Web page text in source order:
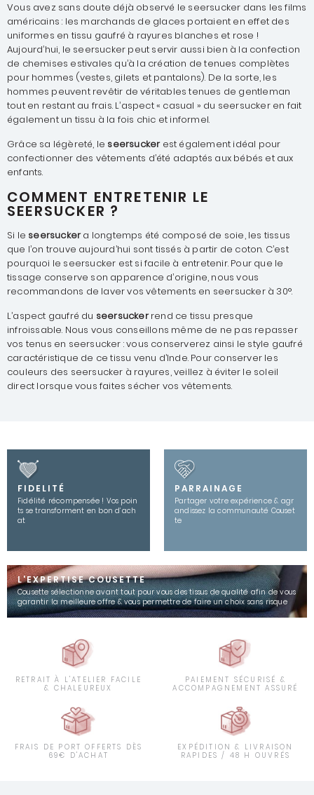
Vous avez sans doute déjà observé le seersucker dans les films
américains : les marchands de glaces portaient en effet des
uniformes en tissu gaufré à rayures blanches et rose !
Aujourd’hui, le seersucker peut servir aussi bien à la confection
de chemises estivales qu’à la création de tenues complètes
pour hommes (vestes, gilets et pantalons). De la sorte, les
hommes peuvent revêtir de véritables tenues de gentleman
tout en restant au frais. L’aspect « casual » du seersucker en fait
également un tissu à la fois chic et informel.
Grâce sa légèreté, le seersuckerest également idéal pour
confectionner des vêtements d’été adaptés aux bébés et aux
enfants.
COMMENT ENTRETENIR LE
SEERSUCKER ?
Si le seersuckera longtemps été composé de soie, les tissus
que l’on trouve aujourd’hui sont tissés à partir de coton. C’est
pourquoi le seersucker est si facile à entretenir. Pour que le
tissage conserve son apparence d’origine, nous vous
recommandons de laver vos vêtements en seersucker à 30°.
L’aspect gaufré du seersuckerrend ce tissu presque
infroissable. Nous vous conseillons même de ne pas repasser
vos tenus en seersucker : vous conserverez ainsi le style gaufré
caractéristique de ce tissu venu d’Inde. Pour conserver les
couleurs des seersucker à rayures, veillez à éviter le soleil
direct lorsque vous faites sécher vos vêtements.
FIDELITÉ
Fidélité récompensée ! Vos poin
ts se transforment en bon d’ach
at
PARRAINAGE
Partager votre expérience & agr
andissez la communauté Couset
te
L'EXPERTISE COUSETTE
Cousette sélectionne avant tout pour vous des tissus de qualité afin de vous
garantir la meilleure offre & vous permettre de faire un choix sans risque
RETRAIT À L'ATELIER FACILE
& CHALEUREUX
PAIEMENT SÉCURISÉ &
ACCOMPAGNEMENT ASSURÉ
FRAIS DE PORT OFFERTS DÈS
69€ D'ACHAT
EXPÉDITION & LIVRAISON
RAPIDES / 48 H OUVRÉS